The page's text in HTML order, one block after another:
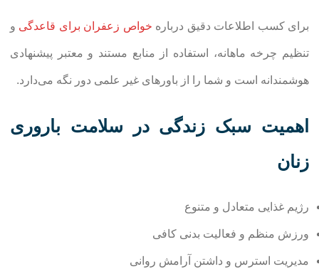
برای کسب اطلاعات دقیق درباره خواص زعفران برای قاعدگی و
تنظیم چرخه ماهانه، استفاده از منابع مستند و معتبر پیشنهادی
هوشمندانه است و شما را از باورهای غیر علمی دور نگه می‌دارد.
اهمیت سبک زندگی در سلامت باروری
زنان
رژیم غذایی متعادل و متنوع
ورزش منظم و فعالیت بدنی کافی
مدیریت استرس و داشتن آرامش روانی